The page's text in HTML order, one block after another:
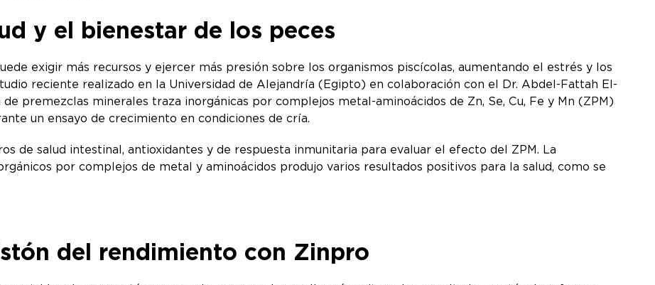
y el bienestar de los peces
exigir más recursos y ejercer más presión sobre los organismos piscícolas, aumentando el estrés y los
reciente realizado en la Universidad de Alejandría (Egipto) en colaboración con el Dr. Abdel-Fattah El-
de premezclas minerales traza inorgánicas por complejos metal-aminoácidos de Zn, Se, Cu, Fe y Mn (ZPM)
un ensayo de crecimiento en condiciones de cría.
de salud intestinal, antioxidantes y de respuesta inmunitaria para evaluar el efecto del ZPM. La
por complejos de metal y aminoácidos produjo varios resultados positivos para la salud, como se
del rendimiento con Zinpro